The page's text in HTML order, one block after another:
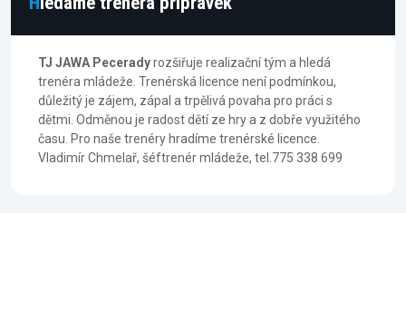
TJ JAWA Peceradyrozšiřuje realizační tým a hledá
trenéra mládeže. Trenérská licence není podmínkou,
důležitý je zájem, zápal a trpělivá povaha pro práci s
dětmi. Odměnou je radost dětí ze hry a z dobře využitého
času. Pro naše trenéry hradíme trenérské licence.
Vladimír Chmelař, šéftrenér mládeže, tel.775 338 699